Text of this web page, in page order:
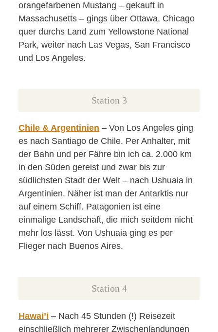
orangefarbenen Mustang – gekauft in
Massachusetts – gings über Ottawa, Chicago
quer durchs Land zum Yellowstone National
Park, weiter nach Las Vegas, San Francisco
und Los Angeles.
Station 3
Chile & Argentinien – Von Los Angeles ging
es nach Santiago de Chile. Per Anhalter, mit
der Bahn und per Fähre bin ich ca. 2.000 km
in den Süden gereist und zwar bis zur
südlichsten Stadt der Welt – nach Ushuaia in
Argentinien. Näher ist man der Antarktis nur
auf einem Schiff. Patagonien ist eine
einmalige Landschaft, die mich seitdem nicht
mehr los lässt. Von Ushuaia ging es per
Flieger nach Buenos Aires.
Station 4
Hawai’i – Nach 45 Stunden (!) Reisezeit
einschließlich mehrerer Zwischenlandungen